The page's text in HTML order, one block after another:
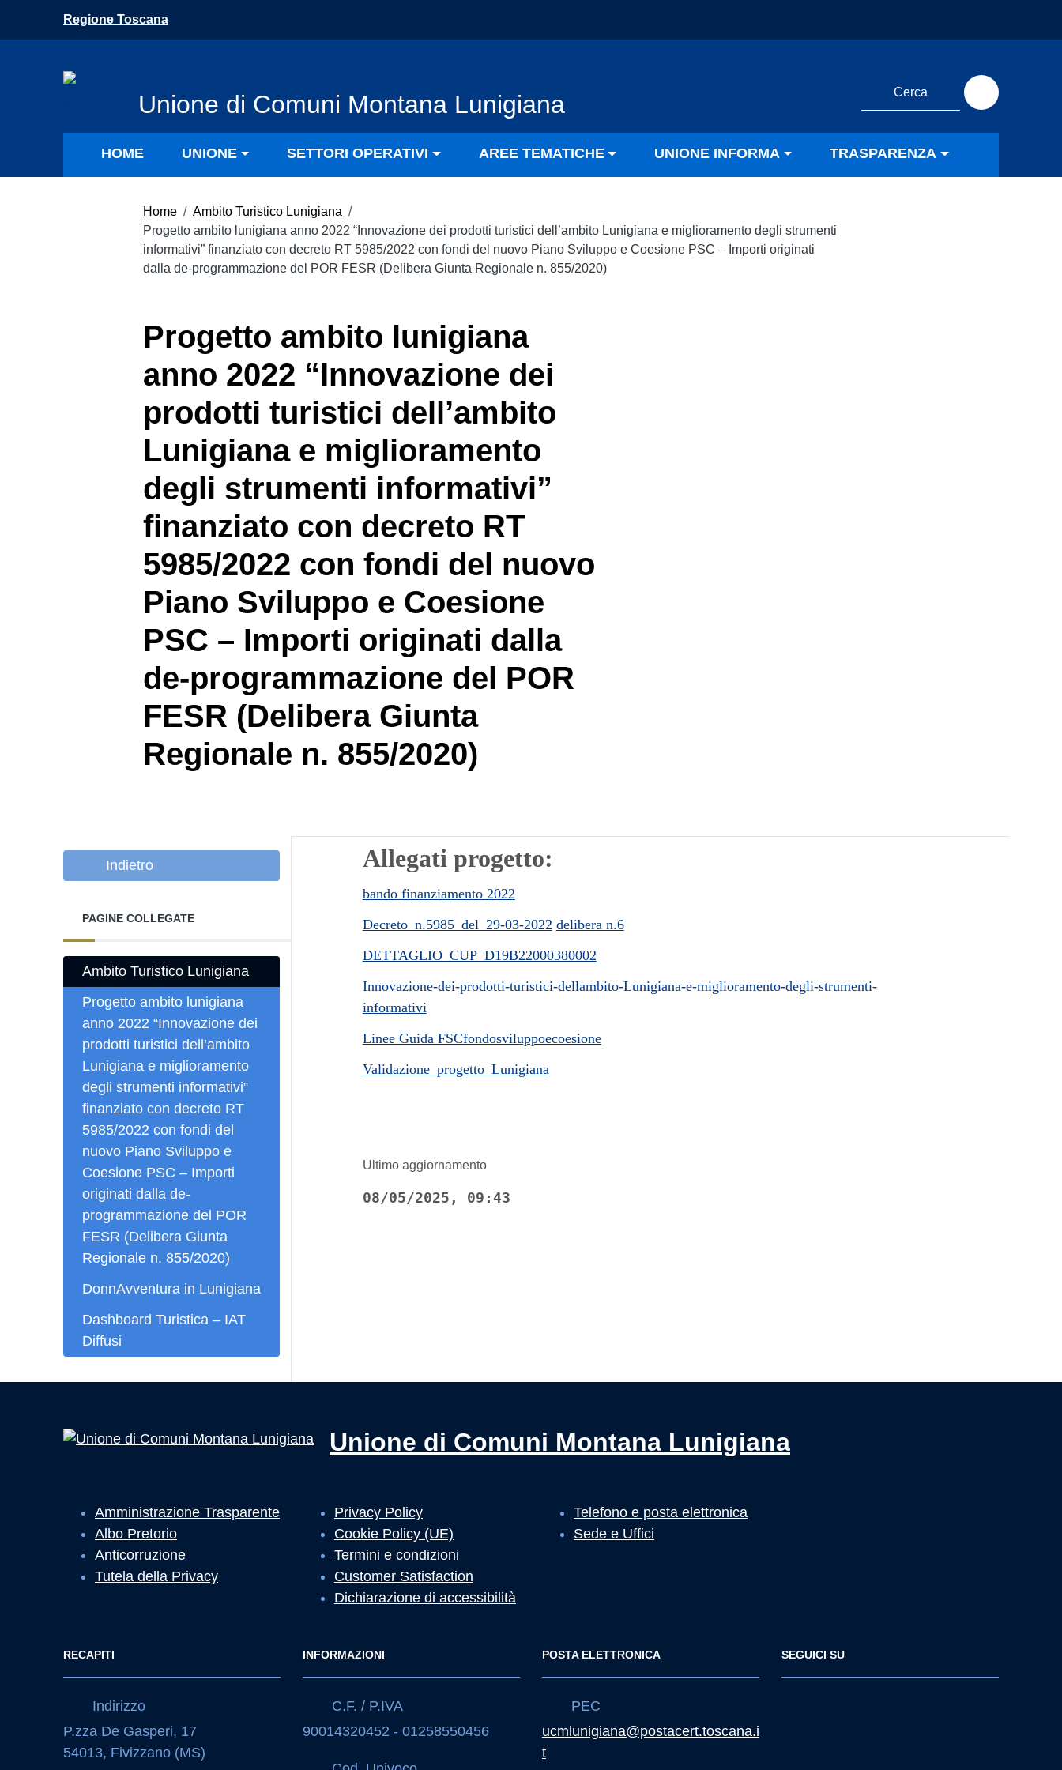
Vai al menu di navigazione
Regione Toscana
Unione di Comuni Montana Lunigiana
HOME UNIONE SETTORI OPERATIVI AREE TEMATICHE UNIONE INFORMA TRASPARENZA
Home / Ambito Turistico Lunigiana /
Progetto ambito lunigiana anno 2022 “Innovazione dei prodotti turistici dell’ambito Lunigiana e miglioramento degli strumenti
informativi” finanziato con decreto RT 5985/2022 con fondi del nuovo Piano Sviluppo e Coesione PSC – Importi originati
dalla de-programmazione del POR FESR (Delibera Giunta Regionale n. 855/2020)
Progetto ambito lunigiana
anno 2022 “Innovazione dei
prodotti turistici dell’ambito
Lunigiana e miglioramento
degli strumenti informativi”
finanziato con decreto RT
5985/2022 con fondi del nuovo
Piano Sviluppo e Coesione
PSC – Importi originati dalla
de-programmazione del POR
FESR (Delibera Giunta
Regionale n. 855/2020)
Indietro
PAGINE COLLEGATE
Ambito Turistico Lunigiana
Progetto ambito lunigiana
anno 2022 “Innovazione dei
prodotti turistici dell’ambito
Lunigiana e miglioramento
degli strumenti informativi”
finanziato con decreto RT
5985/2022 con fondi del
nuovo Piano Sviluppo e
Coesione PSC – Importi
originati dalla de-
programmazione del POR
FESR (Delibera Giunta
Regionale n. 855/2020)
DonnAvventura in Lunigiana
Dashboard Turistica – IAT
Diffusi
Allegati progetto:
bando finanziamento 2022
Decreto_n.5985_del_29-03-2022 delibera n.6
DETTAGLIO_CUP_D19B22000380002
Innovazione-dei-prodotti-turistici-dellambito-Lunigiana-e-miglioramento-degli-strumenti-
informativi
Linee Guida FSCfondosviluppoecoesione
Validazione_progetto_Lunigiana
Ultimo aggiornamento
08/05/2025, 09:43
Unione di Comuni Montana Lunigiana
Amministrazione Trasparente
Albo Pretorio
Anticorruzione
Tutela della Privacy
Privacy Policy
Cookie Policy (UE)
Termini e condizioni
Customer Satisfaction
Dichiarazione di accessibilità
Telefono e posta elettronica
Sede e Uffici
RECAPITI
Indirizzo
P.zza De Gasperi, 17
54013, Fivizzano (MS)
INFORMAZIONI
C.F. / P.IVA
90014320452 - 01258550456
POSTA ELETTRONICA
PEC
ucmlunigiana@postacert.toscana.i
t
SEGUICI SU